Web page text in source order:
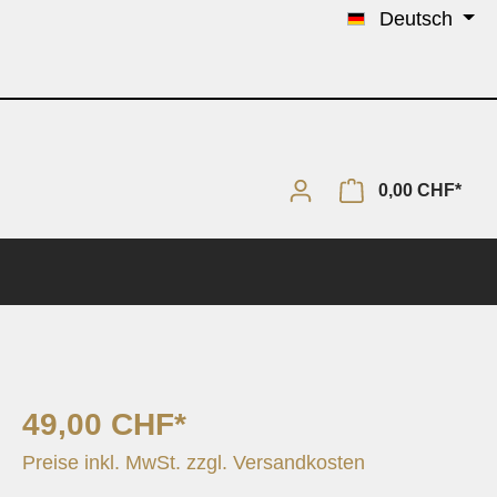
Deutsch
0,00 CHF*
Solo & Piano
49,00 CHF*
Preise inkl. MwSt. zzgl. Versandkosten